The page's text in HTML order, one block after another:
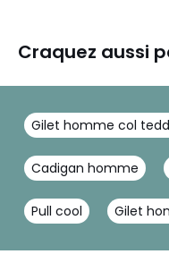
Craquez aussi
Gilet homme col
Cadigan homme
Pull cool Gilet